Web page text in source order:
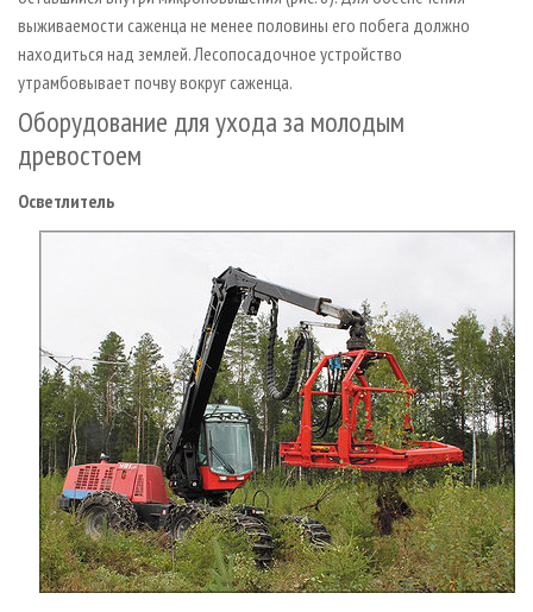
выживаемости саженца не менее половины его побега должно
находиться над землей. Лесопосадочное устройство
утрамбовывает почву вокруг саженца.
Оборудование для ухода за молодым
древостоем
Осветлитель